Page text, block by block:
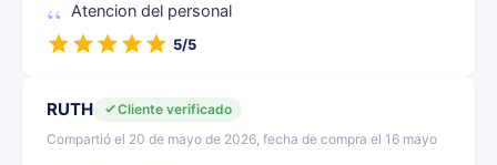
Atencion del personal
5/5
RUTH
Cliente verificado
Compartió el 20 de mayo de 2026, fecha de compra el 16 mayo